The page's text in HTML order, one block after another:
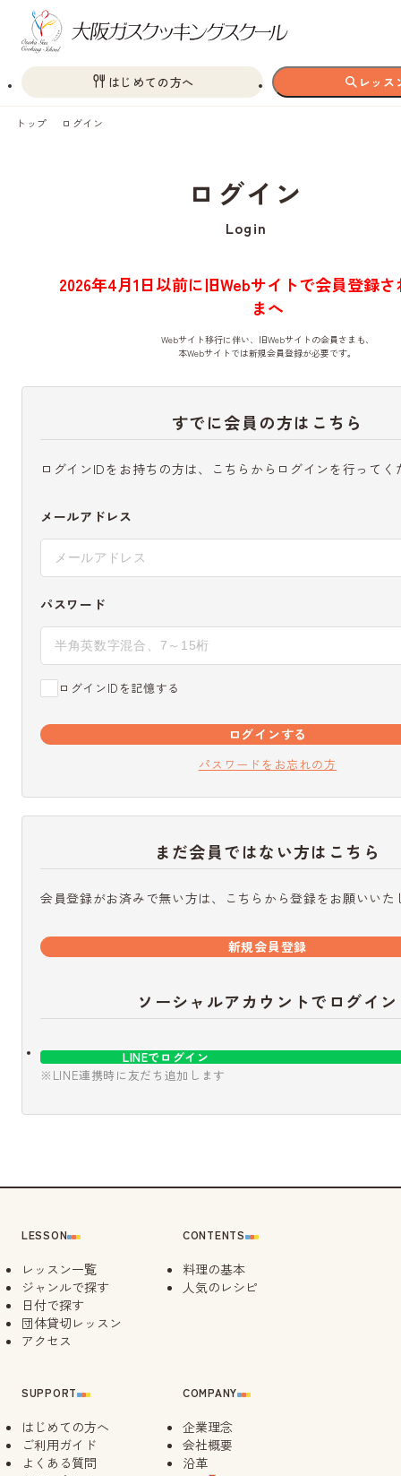
はじめての方へ レッス
トップ ログイン
ログイン
Login
2026年4月1日以前に旧Webサイトで会員登録
まへ
Webサイト移行に伴い、旧Webサイトの会員さまも、
本Webサイトでは新規会員登録が必要です。
すでに会員の方はこちら
ログインIDをお持ちの方は、こちらからログインを行ってく
メールアドレス
パスワード
ログインIDを記憶する
ログインする
パスワードをお忘れの方
まだ会員ではない方はこちら
会員登録がお済みで無い方は、こちらから登録をお願いいた
新規会員登録
ソーシャルアカウントでログイン
LINEでログイン
※LINE連携時に友だち追加します
LESSON
レッスン一覧
ジャンルで探す
日付で探す
団体貸切レッスン
アクセス
SUPPORT
はじめての方へ
ご利用ガイド
よくある質問
CONTENTS
料理の基本
人気のレシピ
COMPANY
企業理念
会社概要
沿革